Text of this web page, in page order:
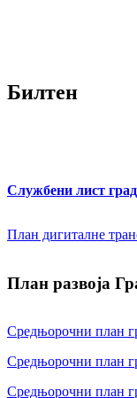
Билтен
Службени лист
План дигиталне
План развоја
Средњорочни план
Средњорочни план
Средњорочни план